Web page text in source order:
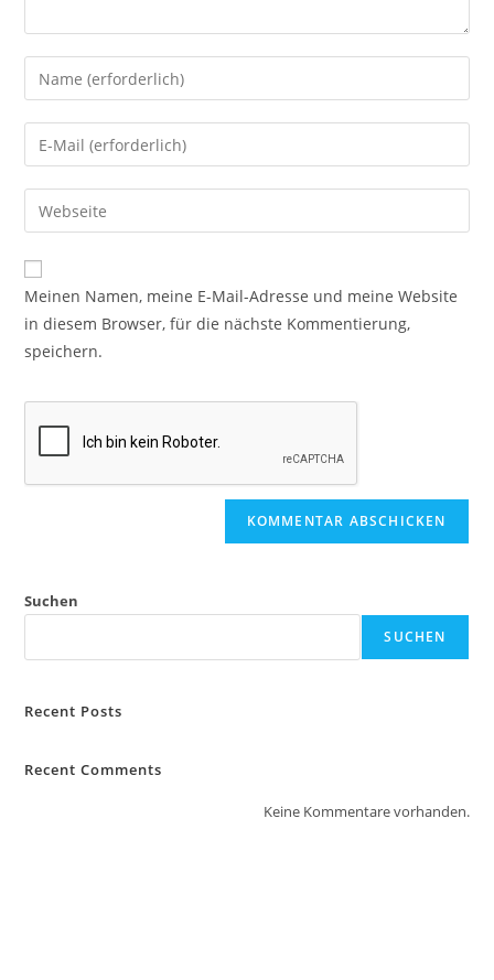
Meinen Namen, meine E-Mail-Adresse und meine Website
in diesem Browser, für die nächste Kommentierung,
speichern.
Suchen
SUCHEN
Recent Posts
Recent Comments
Keine Kommentare vorhanden.